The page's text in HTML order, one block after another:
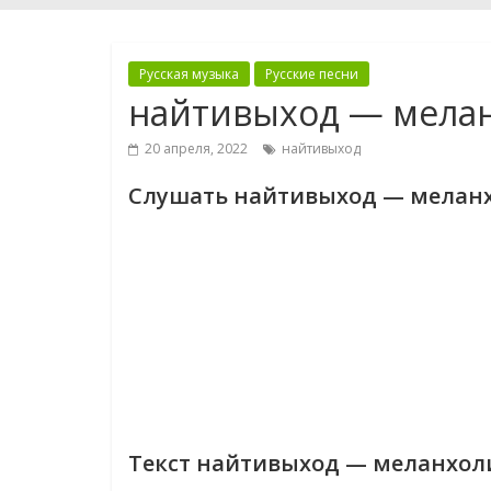
Русская музыка Русские песни
найтивыход —
20 апреля, 2022 найтивыход
Слушать найтивыход —
Текст найтивыход —